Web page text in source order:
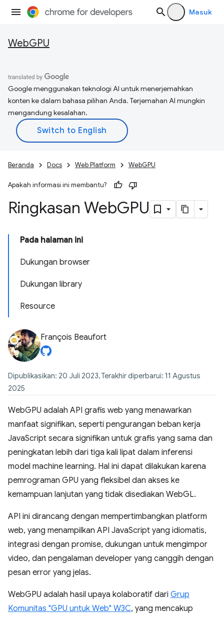
Masuk
WebGPU
Google menggunakan teknologi AI untuk menerjemahkan
konten ke dalam bahasa pilihan Anda. Terjemahan AI mungkin
mengandung kesalahan.
Beranda Docs Web Platform WebGPU
Apakah informasi ini membantu?
Ringkasan WebGPU
Pada halaman ini
Dukungan browser
Dukungan library
Resource
François Beaufort
Dipublikasikan: 20 Juli 2023, Terakhir diperbarui: 11 Agustus
2025
WebGPU adalah API grafis web yang menawarkan
manfaat signifikan, seperti pengurangan beban kerja
JavaScript secara signifikan untuk grafis yang sama dan
peningkatan lebih dari tiga kali lipat dalam inferensi
model machine learning. Hal ini dapat dilakukan karena
pemrograman GPU yang fleksibel dan akses ke
kemampuan lanjutan yang tidak disediakan WebGL.
API ini dirancang dengan mempertimbangkan platform
web, yang menampilkan API JavaScript yang idiomatis,
integrasi dengan promise, dukungan untuk mengimpor
video, dan pengalaman developer yang canggih dengan
pesan error yang jelas.
WebGPU adalah hasil upaya kolaboratif dari Grup
Komunitas "GPU untuk Web" W3C, yang mencakup